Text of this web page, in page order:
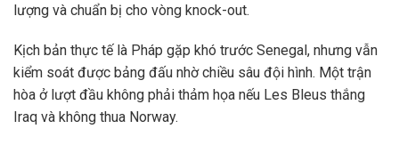
lượng và chuẩn bị cho vòng knock-out.
Kịch bản thực tế là Pháp gặp khó trước Senegal, nhưng vẫn
kiểm soát được bảng đấu nhờ chiều sâu đội hình. Một trận
hòa ở lượt đầu không phải thảm họa nếu Les Bleus thắng
Iraq và không thua Norway.